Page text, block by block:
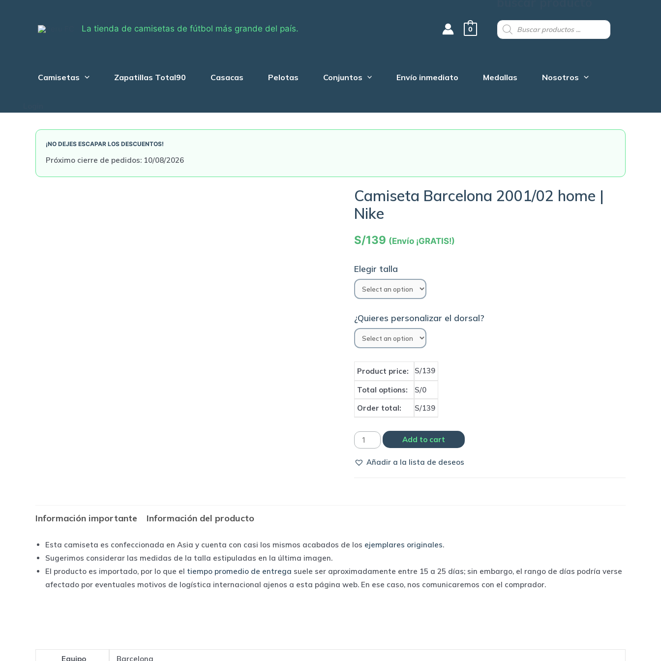
La tienda de camisetas de fútbol más grande del país. 0
Products
search
Camisetas Zapatillas Total90 Casacas Pelotas Conjuntos Envío inmediato Medallas Nosotros
¡NO DEJES ESCAPAR LOS DESCUENTOS!
Próximo cierre de pedidos: 10/08/2026
Camiseta Barcelona 2001/02 home |
Nike
S/139 (Envío ¡GRATIS!)
Elegir talla
¿Quieres personalizar el dorsal?
Product price: S/139
Total options:
S/0
Order total:
S/139
Camiseta
2001/02
Add to cart
Añadir a la lista de deseos
Información importante Información del producto
Esta camiseta es confeccionada en Asia y cuenta con casi los mismos acabados de los ejemplares originales.
Sugerimos considerar las medidas de la talla estipuladas en la última imagen.
El producto es importado, por lo que el tiempo promedio de entrega suele ser aproximadamente entre 15 a 25 días; sin embargo, el rango de días podría verse
afectado por eventuales motivos de logística internacional ajenos a esta página web. En ese caso, nos comunicaremos con el comprador.
Equipo Barcelona